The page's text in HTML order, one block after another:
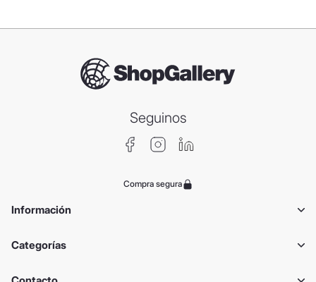
Seguinos
Compra segura
Información
Categorías